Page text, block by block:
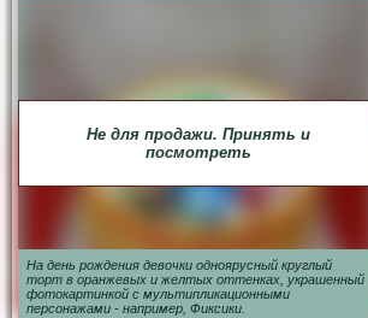
Не для продажи. Принять и
посмотреть
На день рождения девочки одноярусный круглый
торт в оранжевых и желтых оттенках, украшенный
фотокартинкой с мультипликационными
персонажами - например, Фиксики.